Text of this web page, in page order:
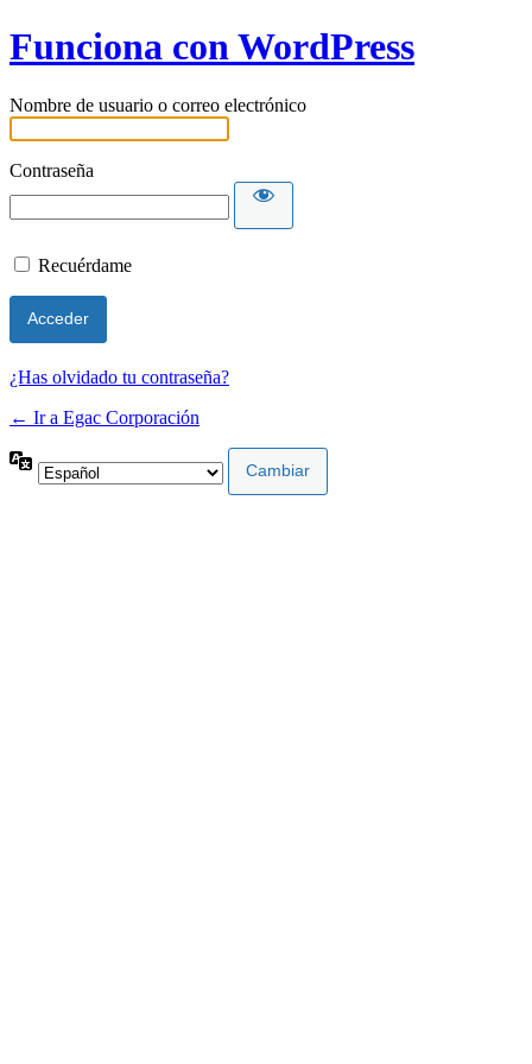
Funciona con WordPress
Nombre de usuario o correo electrónico
Contraseña
Recuérdame
¿Has olvidado tu contraseña?
← Ir a Egac Corporación